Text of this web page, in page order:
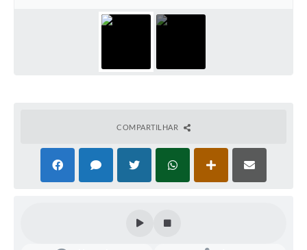
COMPARTILHAR